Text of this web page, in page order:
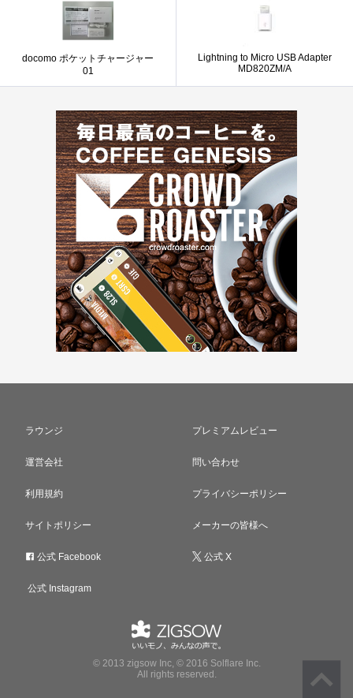
docomo ポケットチャージャー
01
Lightning to Micro USB Adapter
MD820ZM/A
ラウンジ プレミアムレビュー
運営会社 問い合わせ
利用規約 プライバシーポリシー
サイトポリシー メーカーの皆様へ
公式 Facebook 公式 X
公式 Instagram
© 2013 zigsow Inc, © 2016 Solflare Inc.
All rights reserved.